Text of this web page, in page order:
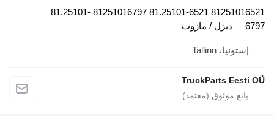
81251016521 81.25101-6521 81251016797 81.25101-
/ مازوت